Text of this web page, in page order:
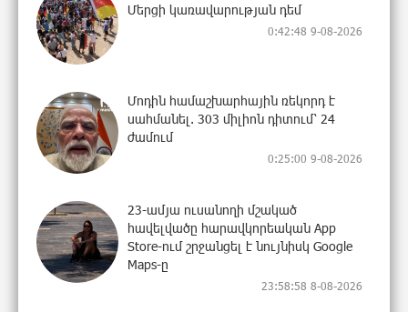
Մերցի կառավարության դեմ
0:42:48 9-08-2026
Մոդին համաշխարհային ռեկորդ է
սահմանել. 303 միլիոն դիտում՝ 24
ժամում
0:25:00 9-08-2026
23-ամյա ուսանողի մշակած
հավելվածը հարավկորեական App
Store-ում շրջանցել է նույնիսկ Google
Maps-ը
23:58:58 8-08-2026